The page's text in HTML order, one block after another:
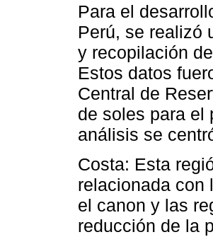
Para el
Perú, se realizó
y recopilación
Estos datos
Central de
de soles para el
análisis se
Costa: Esta
relacionada con
el canon y las
reducción de la